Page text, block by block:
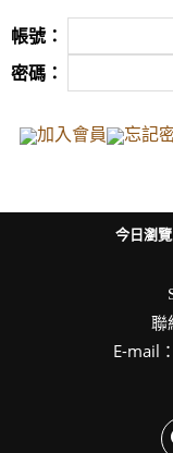
帳號：
密碼：
加入會員 忘記
今日瀏
聯
E-mail：